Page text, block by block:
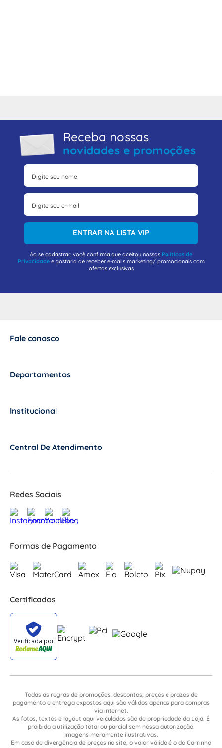
Receba nossas
novidades e promoções
ENTRAR NA LISTA VIP
Ao se cadastrar, você confirma que aceitou nossas Políticas de
Privacidadee gostaria de receber e-mails marketing/ promocionais com
ofertas exclusivas
Fale conosco
Departamentos
Institucional
Central De Atendimento
Redes Sociais
Formas de Pagamento
Certificados
Todas as regras de promoções, descontos, preços e prazos de
pagamento e entrega expostos aqui são válidos apenas para compras
via internet.
As fotos, textos e layout aqui veiculados são de propriedade da Loja. É
proibida a utilização total ou parcial sem nossa autorização.
Imagens meramente ilustrativas.
Em caso de divergência de preços no site, o valor válido é o do Carrinho